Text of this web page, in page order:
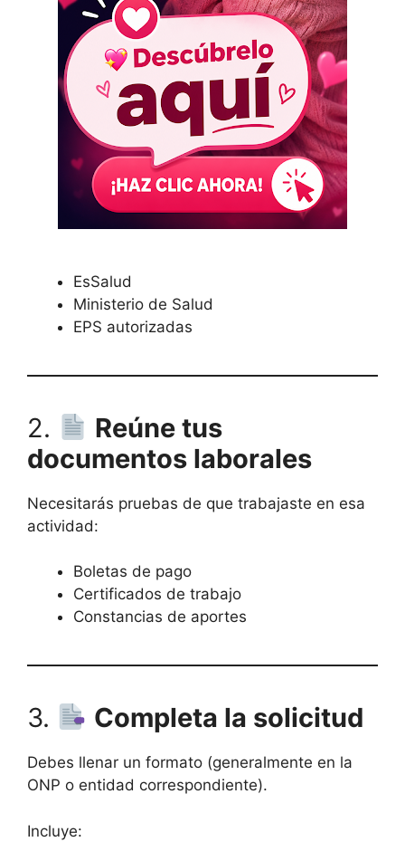
EsSalud
Ministerio de Salud
EPS autorizadas
2.
Reúne tus
documentos laborales
Necesitarás pruebas de que trabajaste en esa
actividad:
Boletas de pago
Certificados de trabajo
Constancias de aportes
3. Completa la solicitud
Debes llenar un formato (generalmente en la
ONP o entidad correspondiente).
Incluye: